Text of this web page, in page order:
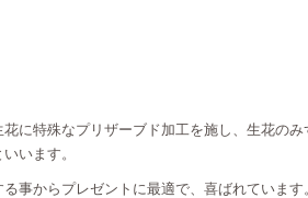
に特殊なプリザーブド加工を施し、生花の
います。
事からプレゼントに最適で、喜ばれていま